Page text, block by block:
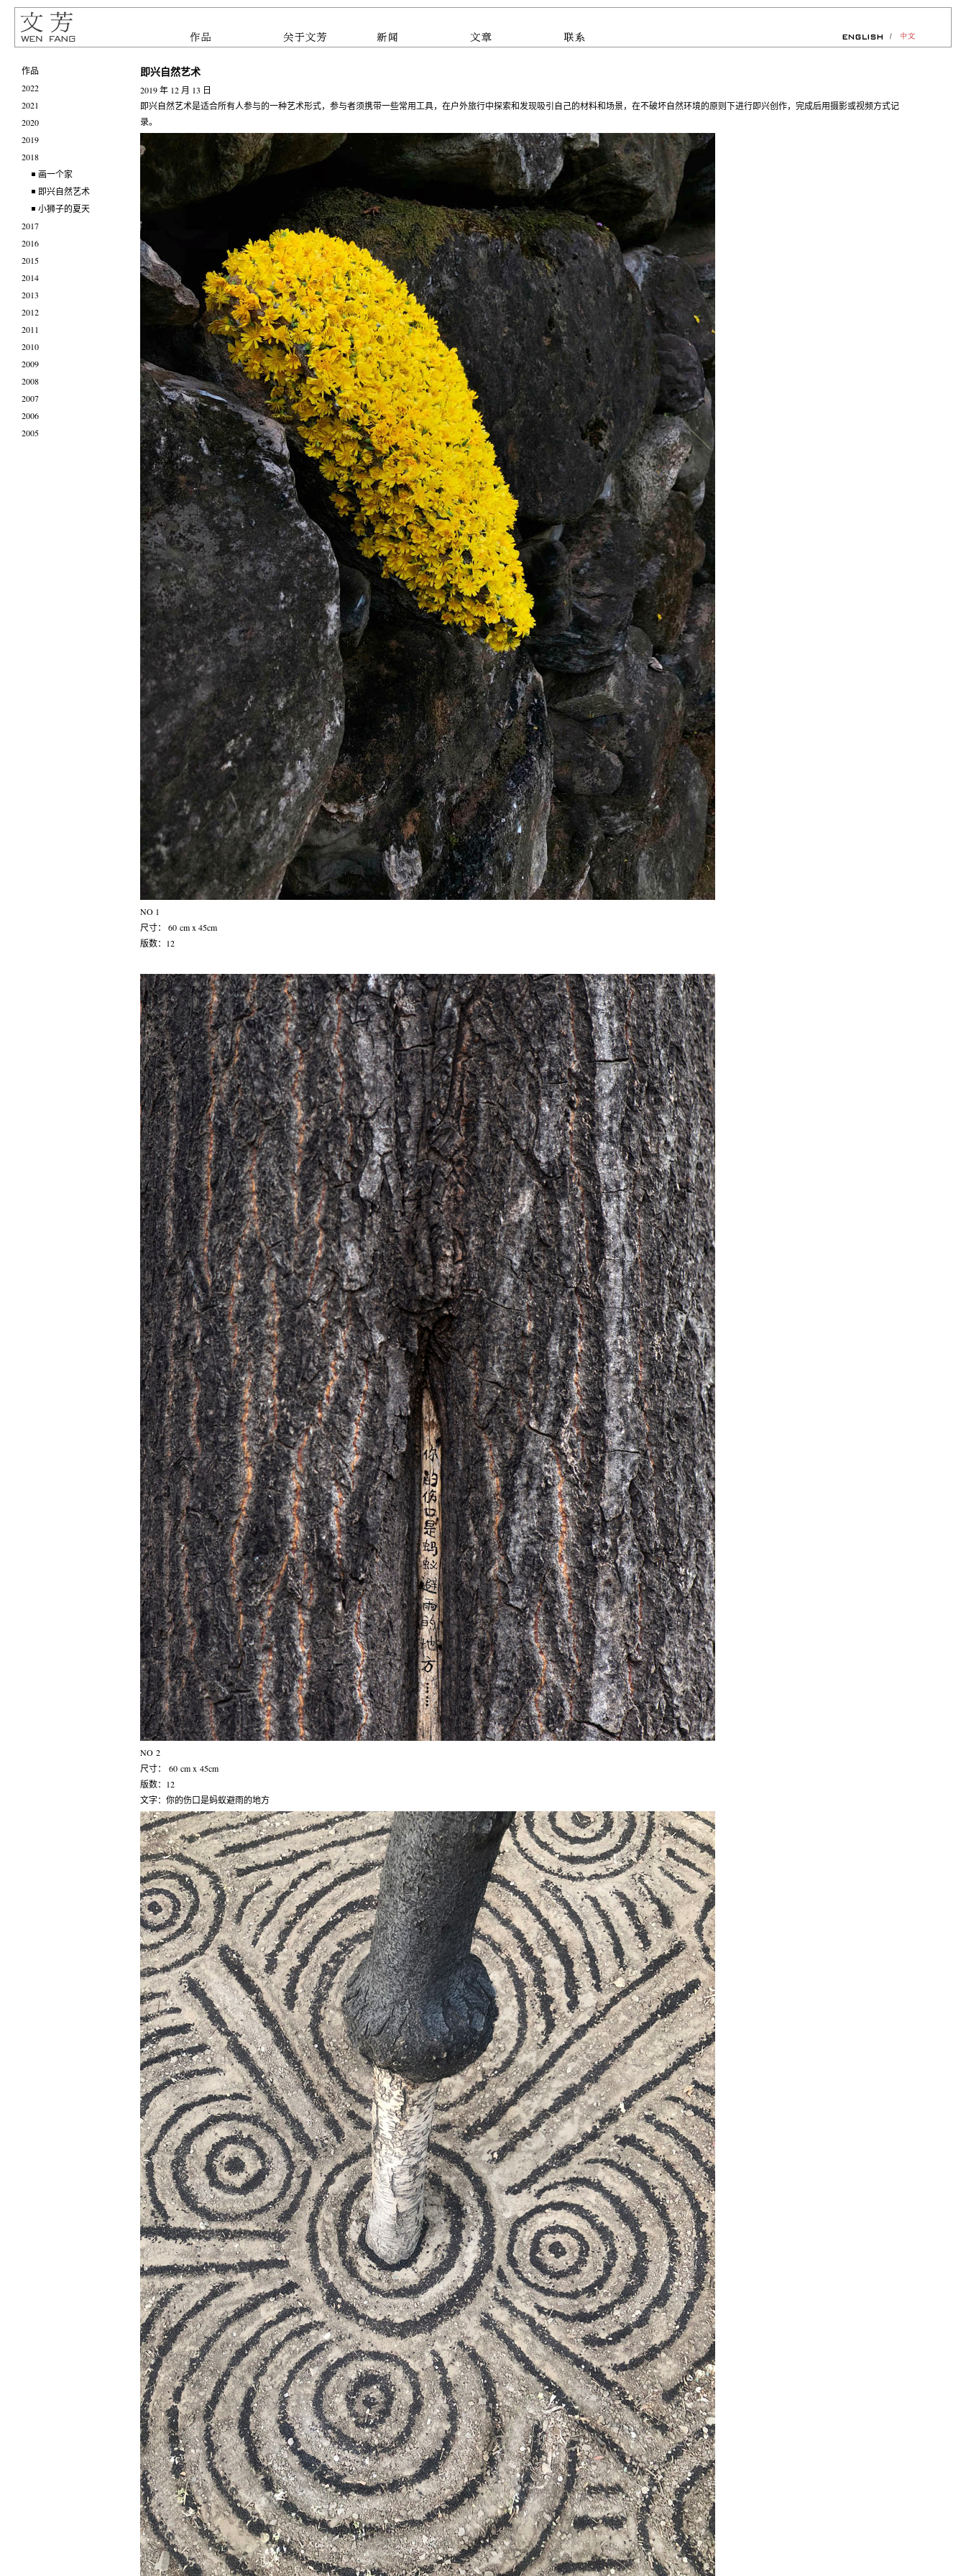
作品
2022
2021
2020
2019
2018
画一个家
即兴自然艺术
小狮子的夏天
2017
2016
2015
2014
2013
2012
2011
2010
2009
2008
2007
2006
2005
即兴自然艺术
2019 年 12 月 13 日
即兴自然艺术是适合所有人参与的一种艺术形式，参与者须携带一些常用工具，在户外旅行中探索和发现吸引自己的材料和场景，在不破坏自然环境的原则下进行即兴创作，完成后用摄影或视频方式记
录。
NO 1
尺寸： 60 cm x 45cm
版数：12
NO 2
尺寸： 60 cm x 45cm
版数：12
文字：你的伤口是蚂蚁避雨的地方